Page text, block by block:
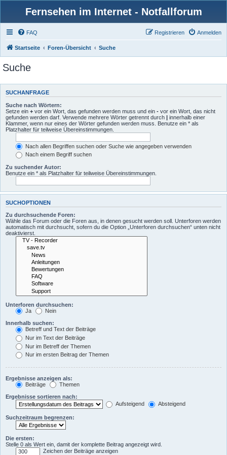
Fernsehen im Internet - Notfallforum
FAQ Anmelden
Registrieren
Startseite Foren-Übersicht Suche
Suche
SUCHANFRAGE
Suche nach Wörtern:
Setze ein + vor ein Wort, das gefunden werden muss und ein - vor ein Wort, das nicht
gefunden werden darf. Verwende mehrere Wörter getrennt durch | innerhalb einer
Klammer, wenn nur eines der Wörter gefunden werden muss. Benutze ein * als
Platzhalter für teilweise Übereinstimmungen.
Nach allen Begriffen suchen oder Suche wie angegeben verwenden
Nach einem Begriff suchen
Zu suchender Autor:
Benutze ein * als Platzhalter für teilweise Übereinstimmungen.
SUCHOPTIONEN
Zu durchsuchende Foren:
Wähle das Forum oder die Foren aus, in denen gesucht werden soll. Unterforen werden
automatisch mit durchsucht, sofern du die Option „Unterforen durchsuchen“ unten nicht
deaktivierst.
Unterforen durchsuchen:
Ja
Nein
Innerhalb suchen:
Betreff und Text der Beiträge
Nur im Text der Beiträge
Nur im Betreff der Themen
Nur im ersten Beitrag der Themen
Ergebnisse anzeigen als:
Beiträge
Themen
Ergebnisse sortieren nach:
Aufsteigend
Absteigend
Suchzeitraum begrenzen:
Die ersten:
Stelle 0 als Wert ein, damit der komplette Beitrag angezeigt wird.
Zeichen der Beiträge anzeigen